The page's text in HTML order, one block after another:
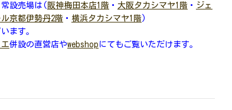
常設売場は( 阪神梅田本店1階 ・ 大阪タカシマヤ1階 ・ ジェ
京都伊勢丹2階 ・ 横浜タカシマヤ1階 )
ます。
併設の直営店やwebshop にてもご覧いただけます。